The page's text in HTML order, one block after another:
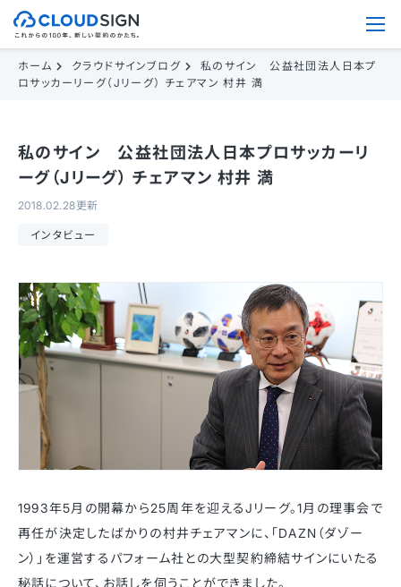
ホーム クラウドサインブログ
私のサイン 公益社団法人日本プ
ロサッカーリーグ（Jリーグ） チェアマン 村井 満
私のサイン 公益社団法人日本プロサッカーリ
ーグ（Jリーグ） チェアマン 村井 満
2018.02.28更新
インタビュー
1993年5月の開幕から25周年を迎えるJリーグ。1月の理事会で
再任が決定したばかりの村井チェアマンに、「DAZN（ダゾー
ン）」を運営するパフォーム社との大型契約締結サインにいたる
秘話について、お話しを伺うことができました。